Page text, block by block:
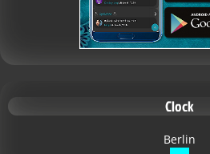
Clock
Berlin